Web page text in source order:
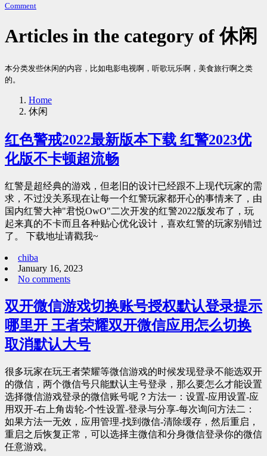
Comment
Articles in the category of 休闲
本分类发些休闲的内容，比如电影电视啊，听歌玩乐啊，美食旅行啊之类
的。
Home
休闲
红色警戒2022最新版本下载 红警2023优
化版不卡顿超流畅
红警是超经典的游戏，但老旧的设计已经跟不上现代玩家的需
求，不过没关系现在让每一个红警玩家都开心的事情来了，由
国内红警大神"君悦OwO"二次开发的红警2022版发布了，玩
起来真的不卡而且各种贴心优化设计，喜欢红警的玩家别错过
了。 下载地址请戳我~
chiba
January 16, 2023
No comments
双开微信游戏切换账号授权默认登录提示
哪里开 王者荣耀双开微信应用怎么切换
取消默认大号
很多玩家在玩王者荣耀等微信游戏的时候发现登录不能选双开
的微信，两个微信号只能默认主号登录，那么要怎么才能设置
选择微信游戏登录的微信账号呢？方法一：设置-应用设置-应
用双开-右上角齿轮-个性设置-登录与分享-每次询问方法二：
如果方法一无效，应用管理-找到微信-清除缓存，然后重启，
重启之后恢复正常，可以选择主微信和分身微信登录你的微信
任意游戏。